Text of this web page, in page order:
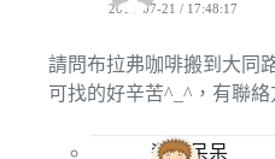
2012-07-21 / 17:48:17
請問布拉弗咖啡搬到大同
可找的好辛苦^_^，有聯
殺手呆呆